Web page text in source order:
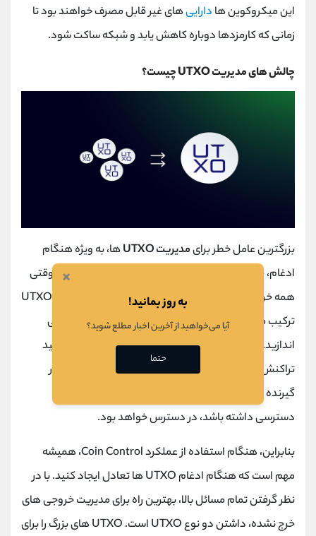
این میکروکوین ‌ها دارایی‌های غیر قابل مصرف خواهند بود تا
زمانی که کارمزدها دوباره کاهش یابد و شبکه ساکت شود.
چالش های مدیریتUTXOچیست؟
بزرگترین عامل خطر برایمدیریتUTXOها، به ویژه هنگام
ادغام،حریم خصوصی
است. به دلایلی که در بالا ذکر شد، وقتی
همه خروجی های مصرف نشده خود را در یک یا شاید چند UTXO
ترکیب می کنید، به نوعی حریم خصوصی خود را به خطر می
اندازید. تنها با یک خروجی خرج نشده، هر بار که می خواهید
تراکنش انجام دهید، تمام دارایی بیت کوین شما در اختیار
گیرنده یا هرکسی که به آدرس فرستنده یا
دسترسی داشته باشد، در دسترس خواهد بود.
بنابراین، هنگام استفاده از عملکردCoin Control، همیشه
مهم است که هنگام ادغام UTXOها تعادل ایجاد کنید. با در
نظر گرفتن تمام مسائل بالا، بهترین راه برای مدیریت خروجی های
خرج نشده، داشتن دو نوعUTXO است. UTXOهای بزرگ را برای
×
به روز بمانید!
آیا می‌خواهید از آخرین اخبار مطلع شوید؟
حتما